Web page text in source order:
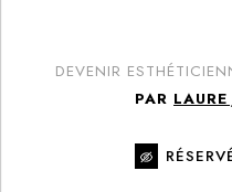
DEVENIR
PAR